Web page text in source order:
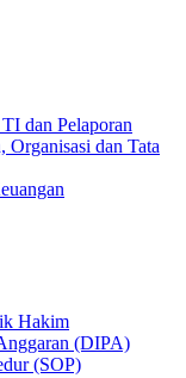
dan Pelaporan
Organisasi dan Tata
Hakim
(DIPA)
(SOP)